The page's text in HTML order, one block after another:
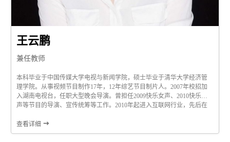
王云鹏
兼任教师
本科毕业于中国传媒大学电视与新闻学院，硕士毕业于清华大学经济管
理学院。从事视频节目制作17年，12年综艺节目制片人。2007年校招加
入湖南电视台，任职大型晚会导演。曾担任2009快乐女声、2010快乐男
声等节目的导演、宣传统筹等工作。2010年起进入互联网行业，先后在
片人，阿里大文娱工作室总经理，爱奇艺节目制作总监等职位。主导创
意立项的节目包括：《这就是灌篮》...
查看详细 